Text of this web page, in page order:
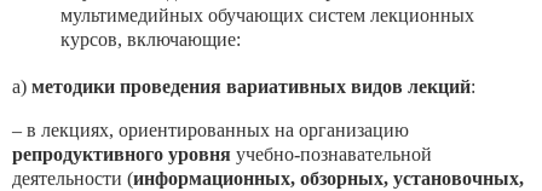
мультимедийных обучающих систем лекционных
курсов, включающие:
а) методики проведения вариативных видов лекций:
– в лекциях, ориентированных на организацию
репродуктивного уровня учебно-познавательной
деятельности (информационных, обзорных, установочных,